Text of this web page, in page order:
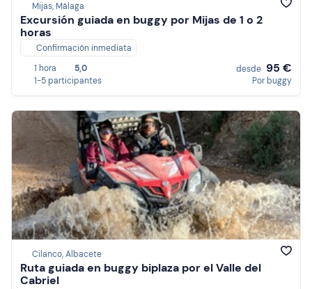
Mijas, Málaga
Excursión guiada en buggy por Mijas de 1 o 2
horas
Confirmación inmediata
1 hora
5,0
1-5 participantes
desde 95 €
Por buggy
Cilanco, Albacete
Ruta guiada en buggy biplaza por el Valle del
Cabriel